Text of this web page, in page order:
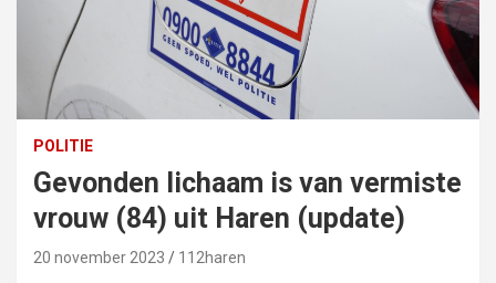
POLITIE
Gevonden lichaam is van vermiste
vrouw (84) uit Haren (update)
20 november 2023 112haren